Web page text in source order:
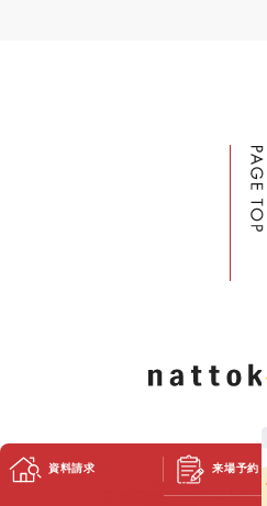
©2023 Nattoku
資料請求 来場予約